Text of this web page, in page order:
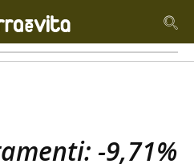
-9,71%